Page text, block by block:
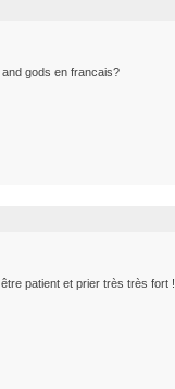
gods en francais?
patient et prier très très fort !